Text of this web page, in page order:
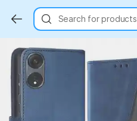
Search for products